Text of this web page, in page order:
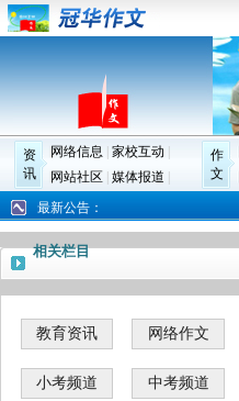
资
讯
网络信息 家校互动
作
文
网站社区
媒体报道
最新公告：
相关栏目
教育资讯 网络作文
小考频道 中考频道